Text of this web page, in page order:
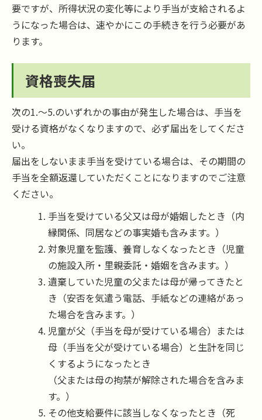
要ですが、所得状況の変化等により手当が支給されるよ
うになった場合は、速やかにこの手続きを行う必要があ
ります。
資格喪失届
次の1.～5.のいずれかの事由が発生した場合は、手当を
受ける資格がなくなりますので、必ず届出をしてくださ
い。
届出をしないまま手当を受けている場合は、その期間の
手当を全額返還していただくことになりますのでご注意
ください。
手当を受けている父又は母が婚姻したとき（内
縁関係、同居などの事実婚も含みます。）
対象児童を監護、養育しなくなったとき（児童
の施設入所・里親委託・婚姻を含みます。）
遺棄していた児童の父または母が帰ってきたと
き（安否を気遣う電話、手紙などの連絡があっ
た場合を含みます。）
児童が父（手当を母が受けている場合）または
母（手当を父が受けている場合）と生計を同じ
くするようになったとき
（父または母の拘禁が解除された場合を含みま
す。）
その他支給要件に該当しなくなったとき（死